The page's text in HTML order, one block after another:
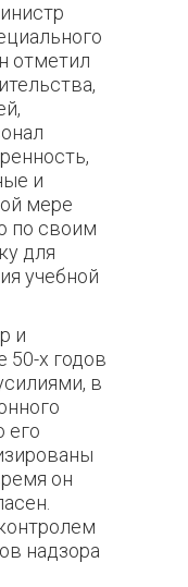
отметил
и
мере
по своим
для
учебной
и
50-х годов
в
его
он
надзора